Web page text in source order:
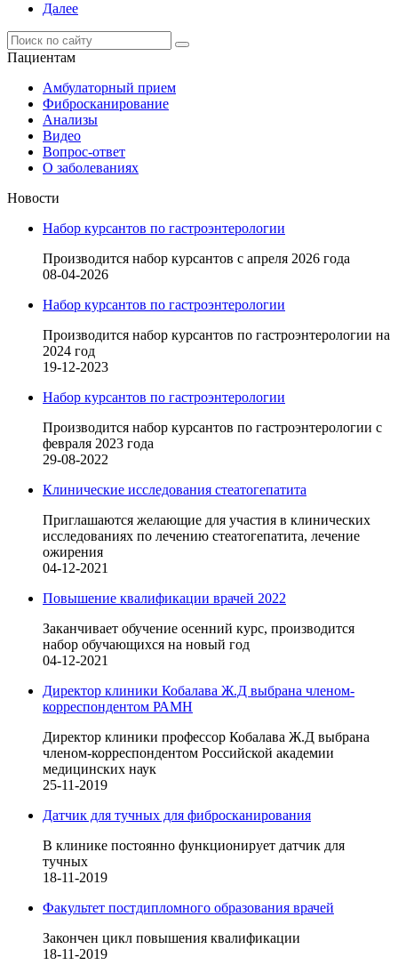
Далее
Пациентам
Амбулаторный прием
Фибросканирование
Анализы
Видео
Вопрос-ответ
О заболеваниях
Новости
Набор курсантов по гастроэнтерологии
Производится набор курсантов с апреля 2026 года
08-04-2026
Набор курсантов по гастроэнтерологии
Производится набор курсантов по гастроэнтерологии на
2024 год
19-12-2023
Набор курсантов по гастроэнтерологии
Производится набор курсантов по гастроэнтерологии с
февраля 2023 года
29-08-2022
Клинические исследования стеатогепатита
Приглашаются желающие для участия в клинических
исследованиях по лечению стеатогепатита, лечение
ожирения
04-12-2021
Повышение квалификации врачей 2022
Заканчивает обучение осенний курс, производится
набор обучающихся на новый год
04-12-2021
Директор клиники Кобалава Ж.Д выбрана членом-
корреспондентом РАМН
Директор клиники профессор Кобалава Ж.Д выбрана
членом-корреспондентом Российской академии
медицинских наук
25-11-2019
Датчик для тучных для фибросканирования
В клинике постоянно функционирует датчик для
тучных
18-11-2019
Факультет постдипломного образования врачей
Закончен цикл повышения квалификации
18-11-2019